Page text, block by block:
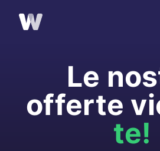
Le
offerte
te!